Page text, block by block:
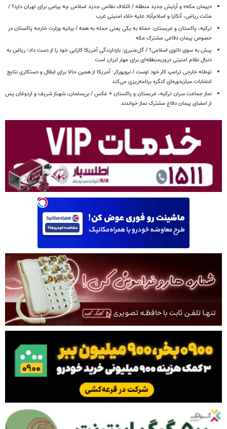
«پیمان مکه» و آرایش جدید منطقه / ائتلاف نظامی جدید اسلامی چه پیامی برای تهران دارد؟ /
مثلث ریاض، آنکارا و اسلام‌آباد علیه خلاء امنیتی غرب
ترکیه، پاکستان و عربستان: حمله به یکی یعنی حمله به همه / بیانیه وزارت خارجه پاکستان در
خصوص پیمان دفاعی مشترک مکه
پیش به سوی ناتوی اسلامی؟ / گل‌عنبری: بازدارندگی آمریکا کارایی خود را از دست داد؛ ریاض به
دنبال نظام امنیتی درون‌منطقه‌ای برای مهار ایران است
توطئه خارجی ترامپ کار خود اوست / نیویورکر: آمریکا از همین حالا برای ابطال و دستکاری نتایج
انتخابات میان‌دوره‌ای کنگره برنامه‌ریزی می‌کند
نماز جماعت سران ترکیه، عربستان و پاکستان + عکس / بن‌سلمان، شهباز شریف و اردوغان پس
از امضای پیمان دفاع مشترک نماز خواندند